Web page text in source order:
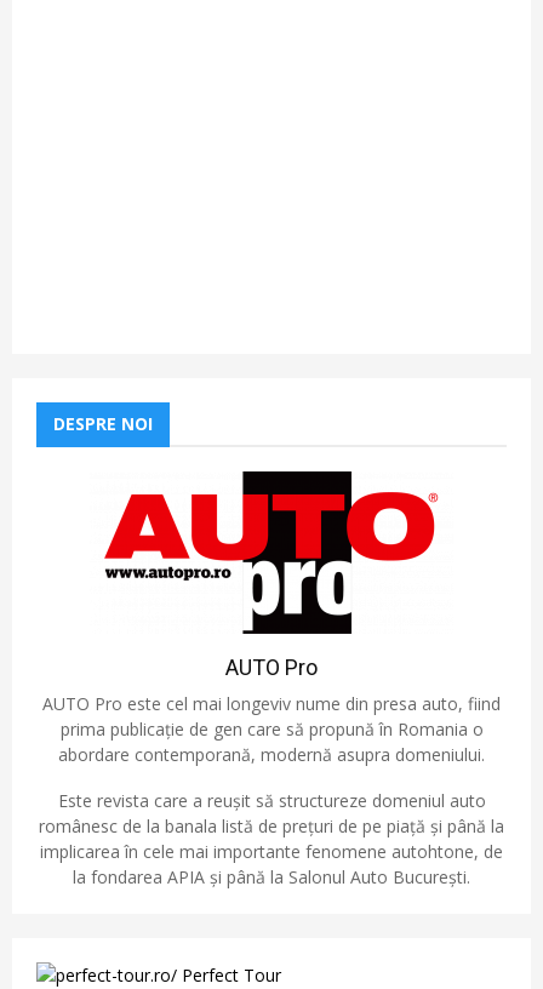
DESPRE NOI
AUTO Pro
AUTO Pro este cel mai longeviv nume din presa auto, fiind
prima publicație de gen care să propună în Romania o
abordare contemporană, modernă asupra domeniului.
Este revista care a reușit să structureze domeniul auto
românesc de la banala listă de prețuri de pe piață și până la
implicarea în cele mai importante fenomene autohtone, de
la fondarea APIA și până la Salonul Auto București.